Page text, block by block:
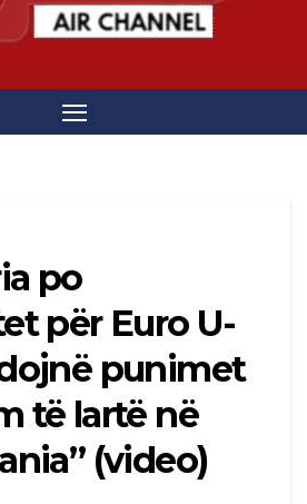
po
për Euro U-
punimet
të lartë në
(video)